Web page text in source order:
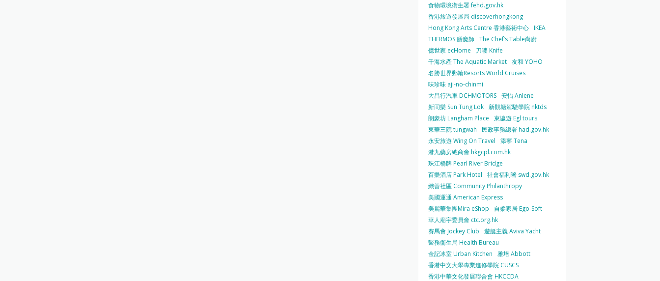
食物環境衛生署 fehd.gov.hk
香港旅遊發展局 discoverhongkong
Hong Kong Arts Centre 香港藝術中心 IKEA
THERMOS 膳魔師 The Chef’s Table尚廚
億世家 ecHome
刀嘜 Knife
千海水產 The Aquatic Market 友和 YOHO
名勝世界郵輪Resorts World Cruises
味珍味 aji-no-chinmi
大昌行汽車 DCHMOTORS 安怡 Anlene
新同樂 Sun Tung Lok 新觀塘駕駛學院 nktds
朗豪坊 Langham Place
東瀛遊 Egl tours
東華三院 tungwah
民政事務總署 had.gov.hk
永安旅遊 Wing On Travel
添寧 Tena
港九藥房總商會 hkgcpl.com.hk
珠江橋牌 Pearl River Bridge
百樂酒店 Park Hotel
社會福利署 swd.gov.hk
織善社區 Community Philanthropy
美國運通 American Express
美麗華集團Mira eShop
自柔家居 Ego-Soft
華人廟宇委員會 ctc.org.hk
賽馬會 Jockey Club
遊艇主義 Aviva Yacht
醫務衛生局 Health Bureau
金記冰室 Urban Kitchen
雅培 Abbott
香港中文大學專業進修學院 CUSCS
香港中華文化發展聯合會 HKCCDA